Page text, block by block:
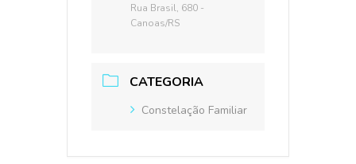
Rua Brasil, 680 -
Canoas/RS
CATEGORIA
Constelação Familiar